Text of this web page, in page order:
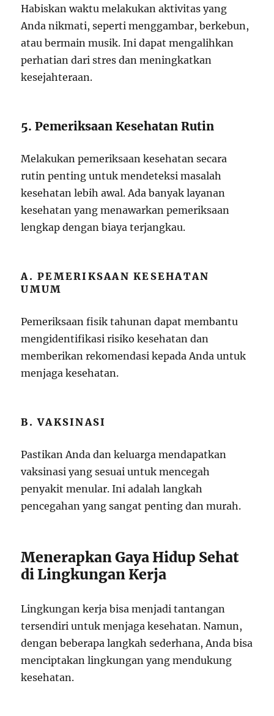
Habiskan waktu melakukan aktivitas yang
Anda nikmati, seperti menggambar, berkebun,
atau bermain musik. Ini dapat mengalihkan
perhatian dari stres dan meningkatkan
kesejahteraan.
5. Pemeriksaan Kesehatan Rutin
Melakukan pemeriksaan kesehatan secara
rutin penting untuk mendeteksi masalah
kesehatan lebih awal. Ada banyak layanan
kesehatan yang menawarkan pemeriksaan
lengkap dengan biaya terjangkau.
A. PEMERIKSAAN KESEHATAN
UMUM
Pemeriksaan fisik tahunan dapat membantu
mengidentifikasi risiko kesehatan dan
memberikan rekomendasi kepada Anda untuk
menjaga kesehatan.
B. VAKSINASI
Pastikan Anda dan keluarga mendapatkan
vaksinasi yang sesuai untuk mencegah
penyakit menular. Ini adalah langkah
pencegahan yang sangat penting dan murah.
Menerapkan Gaya Hidup Sehat
di Lingkungan Kerja
Lingkungan kerja bisa menjadi tantangan
tersendiri untuk menjaga kesehatan. Namun,
dengan beberapa langkah sederhana, Anda bisa
menciptakan lingkungan yang mendukung
kesehatan.